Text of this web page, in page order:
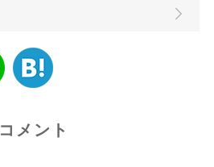
コメント